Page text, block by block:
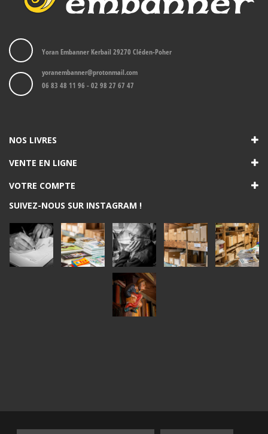
Yoran Embanner Kerbail 29270 Cléden-Poher
yoranembanner@protonmail.com
06 83 48 11 96 - 02 98 27 67 47
NOS LIVRES
VENTE EN LIGNE
VOTRE COMPTE
SUIVEZ-NOUS SUR INSTAGRAM !